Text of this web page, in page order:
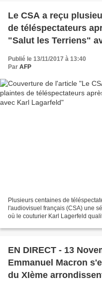
Le CSA a reçu
de téléspectateurs
"Salut les Terriens"
Publié le 13/11/2017 à 13:40
Par AFP
Plusieurs centaines de
l'audiovisuel français (CSA) une
où le couturier Karl Lagerfeld
EN DIRECT - 13
Emmanuel Macron
du XIème